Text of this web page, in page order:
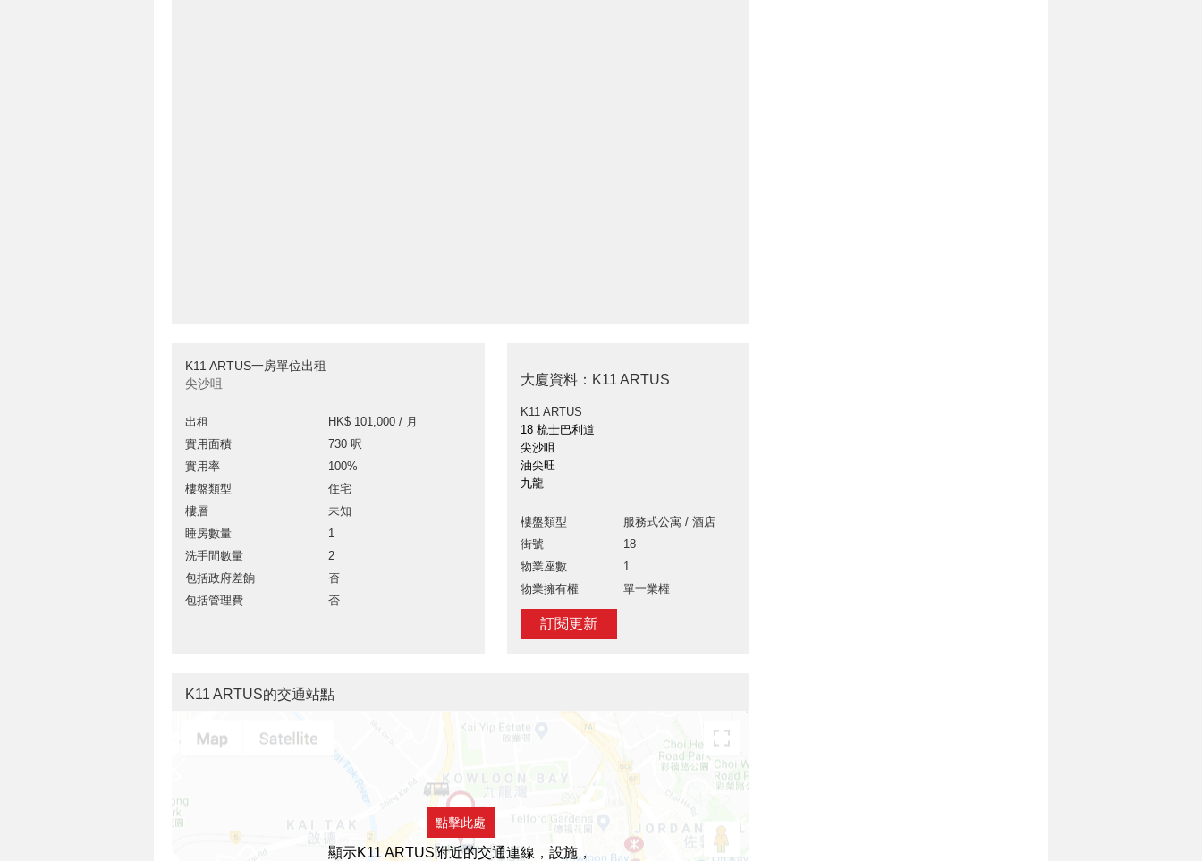
K11 ARTUS一房單位出租
尖沙咀
出租
HK$ 101,000 / 月
實用面積
730 呎
實用率
100%
樓盤類型
住宅
樓層
未知
睡房數量
1
洗手間數量
2
包括政府差餉
否
包括管理費
否
大廈資料：K11 ARTUS
K11 ARTUS
18 梳士巴利道
尖沙咀
油尖旺
九龍
樓盤類型
服務式公寓 / 酒店
街號
18
物業座數
1
物業擁有權
單一業權
訂閱更新
K11 ARTUS的交通站點
點擊此處
顯示K11 ARTUS附近的交通連線，設施，